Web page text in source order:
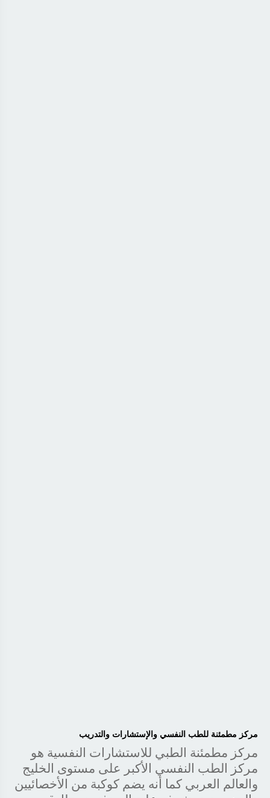
مركز مطمئنة للطب النفسي والإستشارات والتدريب
مركز مطمئنة الطبي للاستشارات النفسية هو
مركز الطب النفسي الأكبر على مستوى الخليج
والعالم العربي كما أنه يضم كوكبة من الأخصائيين